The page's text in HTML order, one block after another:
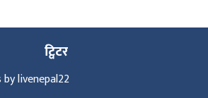
ट्विटर
livenepal22